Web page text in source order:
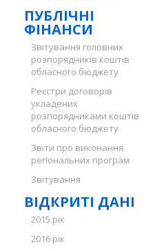
ПУБЛІЧНІ
ФІНАНСИ
Звітування головних
розпорядників коштів
обласного бюджету
Реєстри договорів
укладених
розпорядниками коштів
обласного бюджету
Звіти про виконання
регіональних програм
Звітування
ВІДКРИТІ ДАНІ
2015 рік
2016 рік